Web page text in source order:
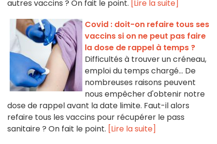
autres vaccins ? On fait le point. [Lire la suite]
Covid : doit-on refaire tous ses
vaccins si on ne peut pas faire
la dose de rappel à temps ?
Difficultés à trouver un créneau,
emploi du temps chargé... De
nombreuses raisons peuvent
nous empêcher d'obtenir notre
dose de rappel avant la date limite. Faut-il alors
refaire tous les vaccins pour récupérer le pass
sanitaire ? On fait le point. [Lire la suite]